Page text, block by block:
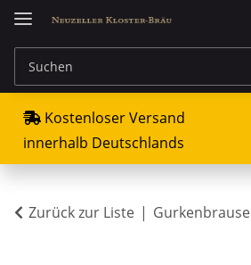
Kostenloser Versand
innerhalb Deutschlands
Zurück zur Liste Gurkenbrause